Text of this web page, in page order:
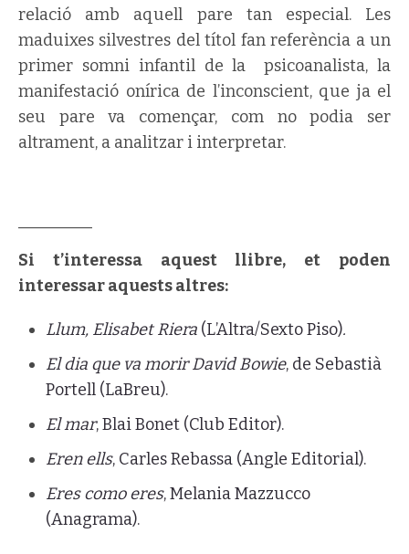
relació amb aquell pare tan especial. Les
maduixes silvestres del títol fan referència a un
primer somni infantil de la psicoanalista, la
manifestació onírica de l’inconscient, que ja el
seu pare va començar, com no podia ser
altrament, a analitzar i interpretar.
Si t’interessa aquest llibre, et poden
interessar aquests altres:
Llum, Elisabet Riera (L’Altra/Sexto Piso).
El dia que va morir David Bowie, de Sebastià
Portell (LaBreu).
El mar, Blai Bonet (Club Editor).
Eren ells, Carles Rebassa (Angle Editorial).
Eres como eres, Melania Mazzucco
(Anagrama).